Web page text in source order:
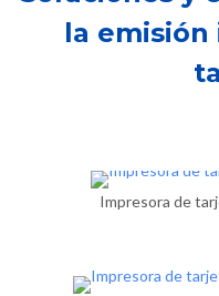
la
Impresora de